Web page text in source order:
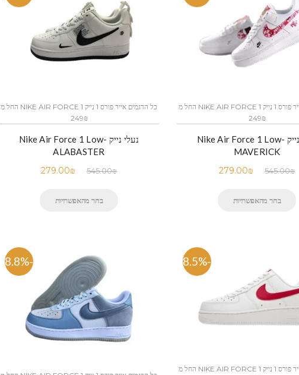
כל הדגמים אייר פורס 1 נייק NIKE AIR FORCE 1 החל מ
249₪
נעלי נייק -Nike Air Force 1 Low
ALABASTER
545.00₪
279.00₪
בחר מהאפשרויות
כל הדגמים אייר פורס 1 נייק NIKE AIR FORCE 1 החל מ
249₪
נעלי נייק -Nike Air Force 1 Low
MAVERICK
545.00₪
279.00₪
בחר מהאפשרויות
-48.8% -58.5%
כל הדגמים אייר פורס 1 נייק NIKE AIR FORCE 1 החל מ